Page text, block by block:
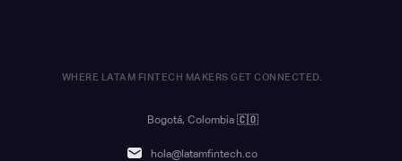
WHERE LATAM FINTECH MAKERS GET CONNECTED.
Bogotá, Colombia 🇨🇴
hola@latamfintech.co